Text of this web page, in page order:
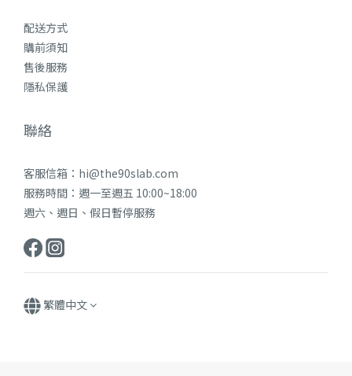
配送方式
購前須知
售後服務
隱私保護
聯絡
客服信箱：hi@the90slab.com
服務時間：週一至週五 10:00~18:00
週六、週日、假日暫停服務
繁體中文